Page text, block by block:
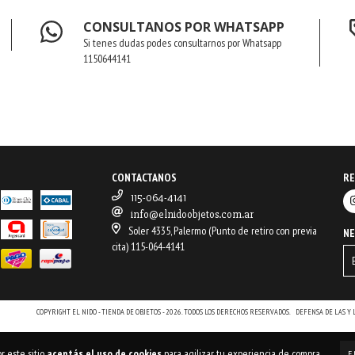
CONSULTANOS POR WHATSAPP
Si tenes dudas podes consultarnos por Whatsapp
1150644141
CONTACTANOS
115-064-4141
info@elnidoobjetos.com.ar
Soler 4335, Palermo (Punto de retiro con previa
cita) 115-064-4141
COPYRIGHT EL NIDO - TIENDA DE OBJETOS - 2026. TODOS LOS DERECHOS RESERVADOS. DEFENSA DE LAS Y